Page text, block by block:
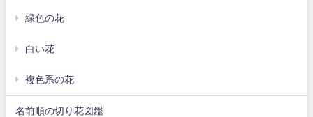
緑色の花
白い花
複色系の花
名前順の切り花図鑑